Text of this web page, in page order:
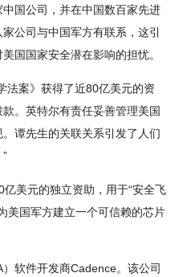
国公司，并在中国数百家先进
公司与中国军方有联系，这引
国国家安全潜在影响的担忧。
法案》获得了近80亿美元的资
。英特尔有责任妥善管理美国
谭先生的关联关系引发了人们
美元的独立资助，用于“安全飞
美国军方建立一个可信赖的芯片
软件开发商Cadence。该公司